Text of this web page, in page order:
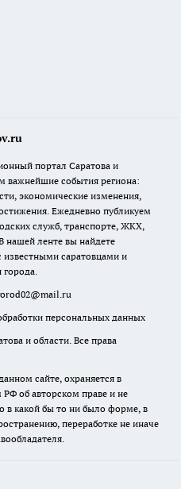
портал Саратова и
важнейшие события региона:
экономические изменения,
Ежедневно публикуем
служб, транспорте, ЖКХ,
нашей ленте вы найдете
известными саратовцами и
города.
персональных данных
и области. Все права
сайте, охраняется в
РФ об авторском праве и не
в какой бы то ни было форме, в
переработке не иначе